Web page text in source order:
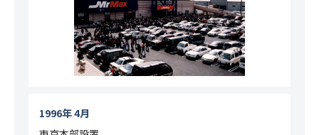
1996年 4月